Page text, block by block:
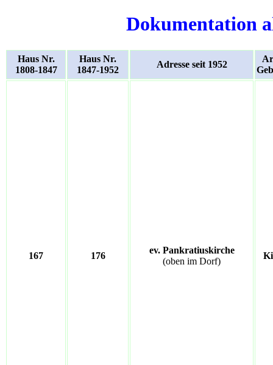
Dokumentation
Haus Nr.
1808-1847
Haus Nr.
1847-1952
Adresse seit 1952
167 176
ev. Pankratiuskirche
(oben im Dorf)